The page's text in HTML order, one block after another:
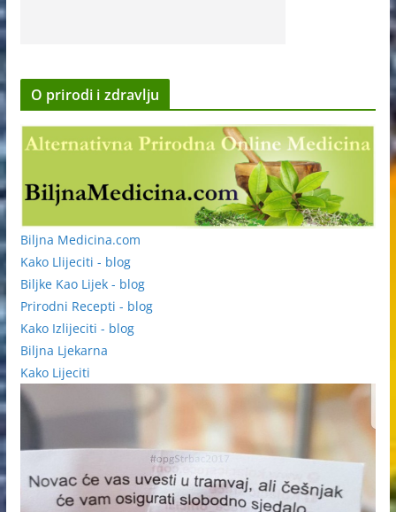
O prirodi i zdravlju
Biljna Medicina.com
Kako Llijeciti - blog
Biljke Kao Lijek - blog
Prirodni Recepti - blog
Kako Izlijeciti - blog
Biljna Ljekarna
Kako Lijeciti